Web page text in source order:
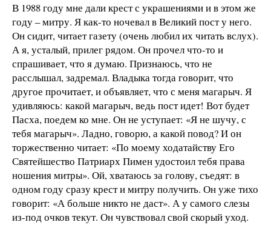
В 1988 году мне дали крест с украшениями и в этом же
году – митру. Я как-то ночевал в Великий пост у него.
Он сидит, читает газету (очень любил их читать вслух).
А я, усталый, прилег рядом. Он прочел что-то и
спрашивает, что я думаю. Признаюсь, что не
расслышал, задремал. Владыка тогда говорит, что
другое прочитает, и объявляет, что с меня магарыч. Я
удивляюсь: какой магарыч, ведь пост идет! Вот будет
Пасха, поедем ко мне. Он не уступает: «Я не шучу, с
тебя магарыч». Ладно, говорю, а какой повод? И он
торжественно читает: «По моему ходатайству Его
Святейшество Патриарх Пимен удостоил тебя права
ношения митры». Ой, хватаюсь за голову, съедят: в
одном году сразу крест и митру получить. Он уже тихо
говорит: «А больше никто не даст». А у самого слезы
из-под очков текут. Он чувствовал свой скорый уход.